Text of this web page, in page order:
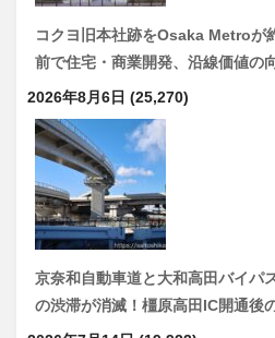
コクヨ旧本社跡をOsaka Metro
前で住宅・商業開発、沿線価値の
2026年8月6日 (25,270)
京奈和自動車道と大和高田バイパ
の渋滞が消滅！橿原高田IC開通後